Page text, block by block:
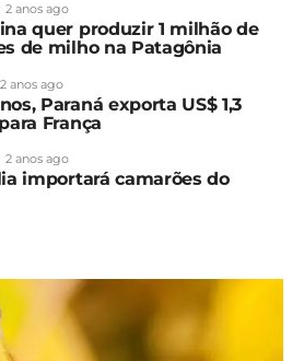
2 anos ago
quer produzir 1 milhão de
de milho na Patagônia
2 anos ago
Paraná exporta US$ 1,3
França
2 anos ago
importará camarões do